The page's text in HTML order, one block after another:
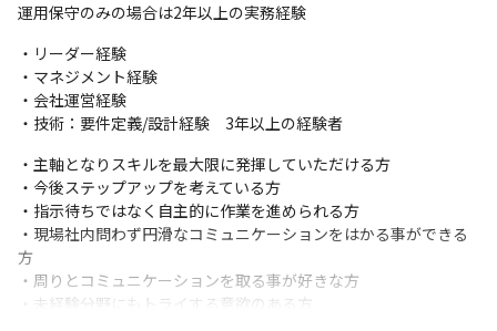
運用保守のみの場合は2年以上の実務経験
・リーダー経験
・マネジメント経験
・会社運営経験
・技術：要件定義/設計経験　3年以上の経験者
・主軸となりスキルを最大限に発揮していただける方
・今後ステップアップを考えている方
・指示待ちではなく自主的に作業を進められる方
・現場社内問わず円滑なコミュニケーションをはかる事ができる
方
・周りとコミュニケーションを取る事が好きな方
・未経験分野にもトライする意欲のある方